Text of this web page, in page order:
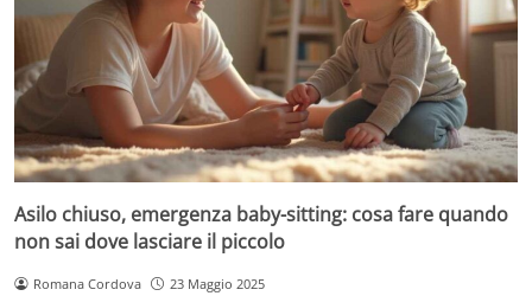
Asilo chiuso, emergenza baby-sitting: cosa fare quando
non sai dove lasciare il piccolo
Romana Cordova 23 Maggio 2025